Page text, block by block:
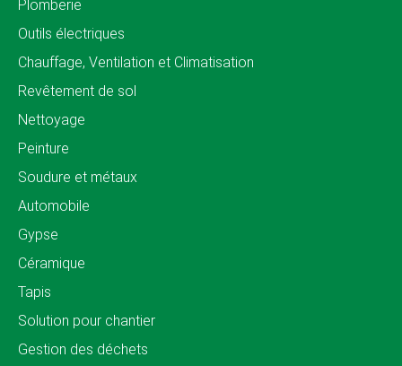
Plomberie
Outils électriques
Chauffage, Ventilation et Climatisation
Revêtement de sol
Nettoyage
Peinture
Soudure et métaux
Automobile
Gypse
Céramique
Tapis
Solution pour chantier
Gestion des déchets